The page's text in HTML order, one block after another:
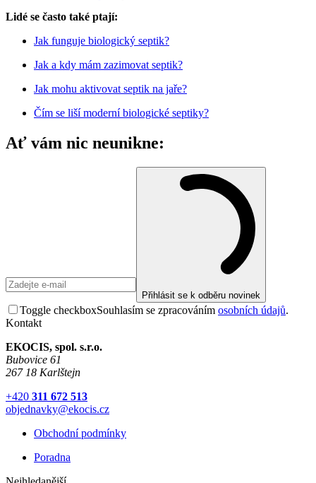
Lidé se často také ptají:
Jak funguje biologický septik?
Jak a kdy mám zazimovat septik?
Jak mohu aktivovat septik na jaře?
Čím se liší moderní biologické septiky?
Ať vám nic neunikne:
Přihlásit se k odběru novinek
Toggle checkboxSouhlasím se zpracováním osobních údajů.
Kontakt
EKOCIS, spol. s.r.o.
Bubovice 61
267 18 Karlštejn
+420 311 672 513
objednavky@ekocis.cz
Obchodní podmínky
Poradna